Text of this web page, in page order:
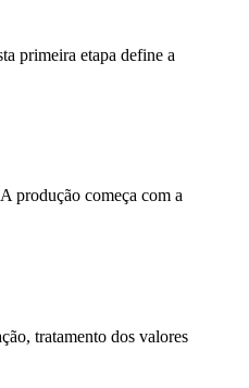
primeira etapa define a
produção começa com a
tratamento dos valores